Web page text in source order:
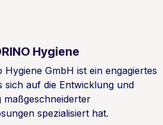
Hygiene
Hygiene GmbH ist ein engagiertes
sich auf die Entwicklung und
maßgeschneiderter
spezialisiert hat.